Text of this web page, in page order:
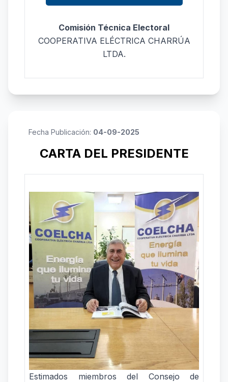
Comisión Técnica Electoral
COOPERATIVA ELÉCTRICA CHARRÚA
LTDA.
Fecha Publicación: 04-09-2025
CARTA DEL PRESIDENTE
Estimados miembros del Consejo de